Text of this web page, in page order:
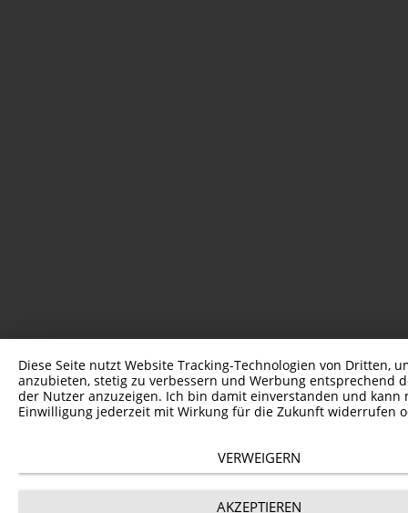
Diese Seite nutzt Website Tracking-Technologien von Dritten,
anzubieten, stetig zu verbessern und Werbung entsprechend
der Nutzer anzuzeigen. Ich bin damit einverstanden und kann
Einwilligung jederzeit mit Wirkung für die Zukunft widerrufen
VERWEIGERN
AKZEPTIEREN